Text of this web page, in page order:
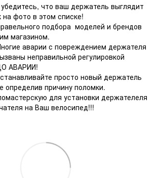
что ваш держатель выглядит
на фото в этом списке!
подбора моделей и брендов
магазином.
аварии с повреждением держателя
неправильной регулировкой
АВАРИИ!
просто новый держатель
определив причину поломки.
для установки держателеля
на Ваш велосипед!!!